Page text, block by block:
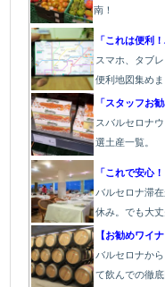
南！
「これは便利
スマホ、タブ
便利地図集めま
「スタッフお
スバルセロナ
選土産一覧。
「これで安心
バルセロナ滞
休み。でも大丈
【お勧めワイ
バルセロナか
て飲んでの徹底